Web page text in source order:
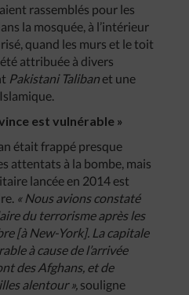
rassemblés pour les
la mosquée, à l’intérieur
quand les murs et le toit
attribuée à divers
Pakistani Taliban et une
est vulnérable »
était frappé presque
attentats à la bombe, mais
lancée en 2014 est
« Nous avions constaté
du terrorisme après les
[à New-York]. La capitale
à cause de l’arrivée
des Afghans, et de
alentour », souligne